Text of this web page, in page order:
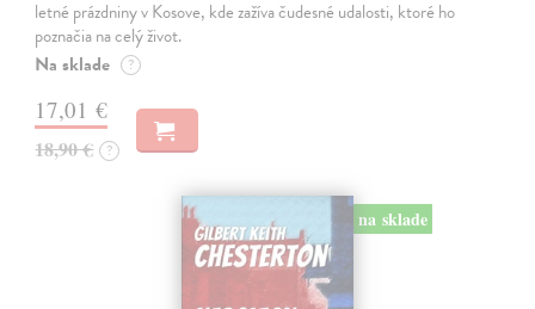
letné prázdniny v Kosove, kde zažíva čudesné udalosti, ktoré ho
poznačia na celý život.
Na sklade ?
17,01 €
18,90 € ?
na sklade